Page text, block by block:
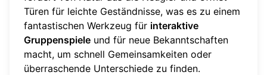
Türen für leichte Geständnisse, was es zu einem
fantastischen Werkzeug für interaktive
Gruppenspiele und für neue Bekanntschaften
macht, um schnell Gemeinsamkeiten oder
überraschende Unterschiede zu finden.